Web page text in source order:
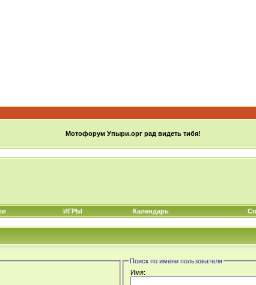
Мотофорум Упыри.орг рад видеть тибя!
ИГРЫ Календарь
Поиск по имени пользователя
Имя: